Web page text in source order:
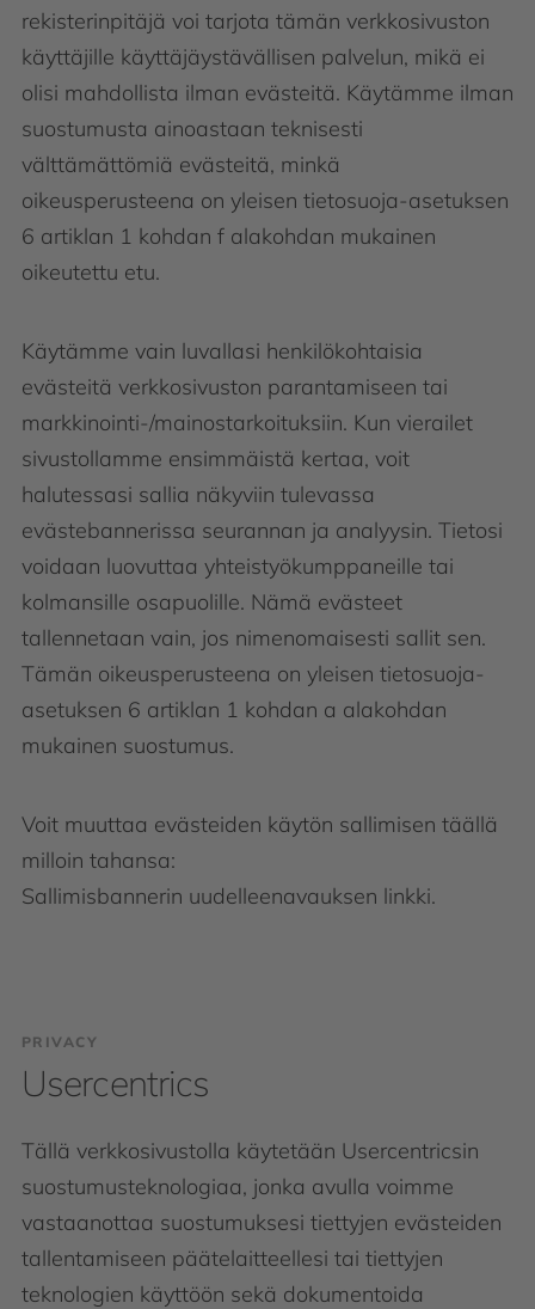
rekisterinpitäjä voi tarjota tämän verkkosivuston
käyttäjille käyttäjäystävällisen palvelun, mikä ei
olisi mahdollista ilman evästeitä. Käytämme ilman
suostumusta ainoastaan teknisesti
välttämättömiä evästeitä, minkä
oikeusperusteena on yleisen tietosuoja-asetuksen
6 artiklan 1 kohdan f alakohdan mukainen
oikeutettu etu.
Käytämme vain luvallasi henkilökohtaisia
evästeitä verkkosivuston parantamiseen tai
markkinointi-/mainostarkoituksiin. Kun vierailet
sivustollamme ensimmäistä kertaa, voit
halutessasi sallia näkyviin tulevassa
evästebannerissa seurannan ja analyysin. Tietosi
voidaan luovuttaa yhteistyökumppaneille tai
kolmansille osapuolille. Nämä evästeet
tallennetaan vain, jos nimenomaisesti sallit sen.
Tämän oikeusperusteena on yleisen tietosuoja-
asetuksen 6 artiklan 1 kohdan a alakohdan
mukainen suostumus.
Voit muuttaa evästeiden käytön sallimisen täällä
milloin tahansa:
Sallimisbannerin uudelleenavauksen linkki.
PRIVACY
Usercentrics
Tällä verkkosivustolla käytetään Usercentricsin
suostumusteknologiaa, jonka avulla voimme
vastaanottaa suostumuksesi tiettyjen evästeiden
tallentamiseen päätelaitteellesi tai tiettyjen
teknologien käyttöön sekä dokumentoida